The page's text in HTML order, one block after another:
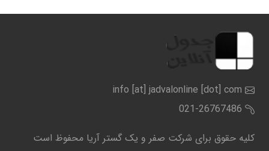
info [at] jadvalonline [dot] com
021-26767486
کلیه حقوق برای شرکت صفر و یک گستر آریا محفوظ است